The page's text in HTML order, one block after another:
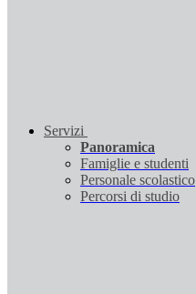
Servizi
Panoramica
Famiglie e studenti
Personale scolastico
Percorsi di studio